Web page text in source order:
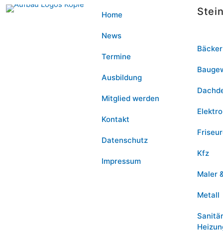
Home
News
Termine
Ausbildung
Mitglied werden
Kontakt
Datenschutz
Impressum
Bäcker
Elektro
Kfz
Maler
Metall